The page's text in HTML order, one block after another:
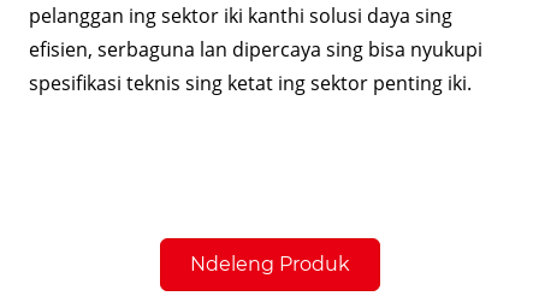
pelanggan ing sektor iki kanthi solusi daya sing
efisien, serbaguna lan dipercaya sing bisa nyukupi
spesifikasi teknis sing ketat ing sektor penting iki.
Ndeleng Produk